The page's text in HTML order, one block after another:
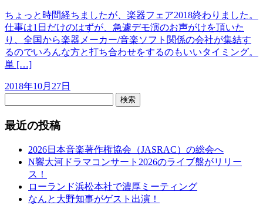
ちょっと時間経ちましたが、楽器フェア2018終わりました。
仕事は1日だけのはずが、急遽デモ演のお声がけを頂いた
り、全国から楽器メーカー/音楽ソフト関係の会社が集結す
るのでいろんな方と打ち合わせをするのもいいタイミング。
単 […]
2018年10月27日
検索
最近の投稿
2026日本音楽著作権協会（JASRAC）の総会へ
N響大河ドラマコンサート2026のライブ盤がリリー
ス！
ローランド浜松本社で濃厚ミーティング
なんと大野知事がゲスト出演！